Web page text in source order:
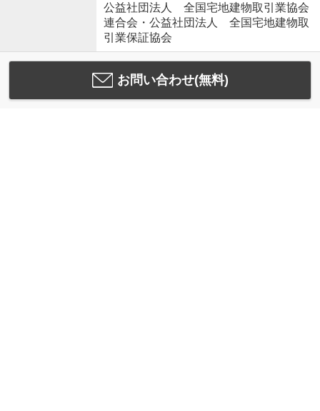
公益社団法人 全国宅地建物取引業協会
連合会・公益社団法人 全国宅地建物取
引業保証協会
お問い合わせ(無料)